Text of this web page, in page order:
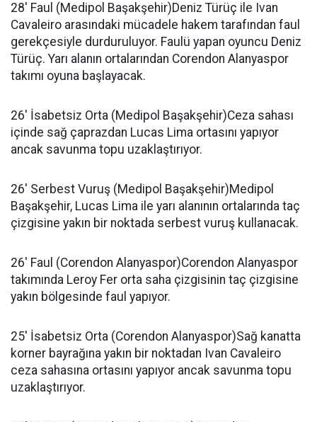
28' Faul (Medipol Başakşehir)Deniz Türüç ile Ivan
Cavaleiro arasındaki mücadele hakem tarafından faul
gerekçesiyle durduruluyor. Faulü yapan oyuncu Deniz
Türüç. Yarı alanın ortalarından Corendon Alanyaspor
takımı oyuna başlayacak.
26' İsabetsiz Orta (Medipol Başakşehir)Ceza sahası
içinde sağ çaprazdan Lucas Lima ortasını yapıyor
ancak savunma topu uzaklaştırıyor.
26' Serbest Vuruş (Medipol Başakşehir)Medipol
Başakşehir, Lucas Lima ile yarı alanının ortalarında taç
çizgisine yakın bir noktada serbest vuruş kullanacak.
26' Faul (Corendon Alanyaspor)Corendon Alanyaspor
takımında Leroy Fer orta saha çizgisinin taç çizgisine
yakın bölgesinde faul yapıyor.
25' İsabetsiz Orta (Corendon Alanyaspor)Sağ kanatta
korner bayrağına yakın bir noktadan Ivan Cavaleiro
ceza sahasına ortasını yapıyor ancak savunma topu
uzaklaştırıyor.